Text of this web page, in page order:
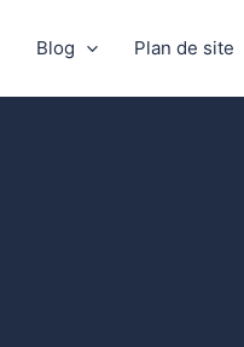
Blog Plan de site